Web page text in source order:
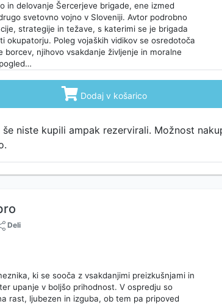
in delovanje Šercerjeve brigade, ene izmed
svetovno vojno v Sloveniji. Avtor podrobno
strategije in težave, s katerimi se je brigada
okupatorju. Poleg vojaških vidikov se osredotoča
borcev, njihovo vsakdanje življenje in moralne
 Dodaj v košarico
niste kupili ampak rezervirali. Možnost
Deli
ki se sooča z vsakdanjimi preizkušnjami in
upanje v boljšo prihodnost. V ospredju so
rast, ljubezen in izguba, ob tem pa pripoved